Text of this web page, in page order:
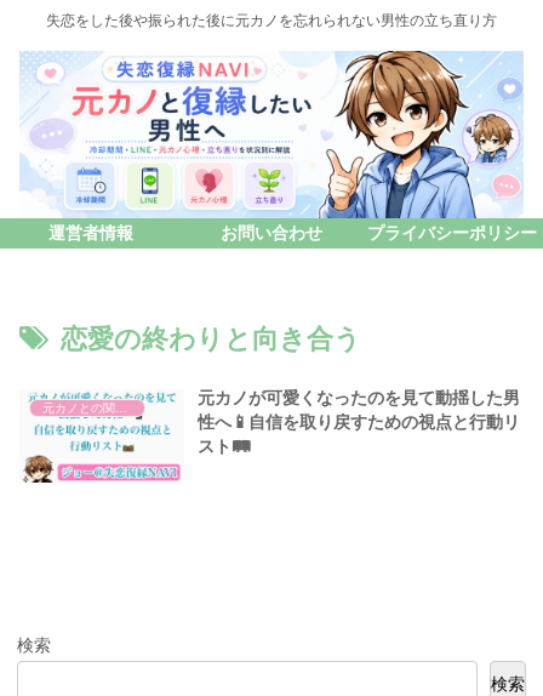
失恋をした後や振られた後に元カノを忘れられない男性の立ち直り方
運営者情報 お問い合わせ プライバシーポリシー
恋愛の終わりと向き合う
元カノとの関係性ついて
元カノが可愛くなったのを見て動揺した男
性へ📱自信を取り戻すための視点と行動リ
スト🛤️
検索
検索